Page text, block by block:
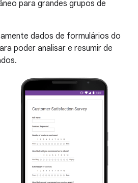
para grandes grupos de
dados de formulários do
poder analisar e resumir de